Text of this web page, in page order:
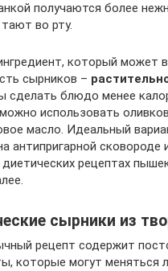
получаются более
во рту.
который может
сырников –
сделать блюдо менее
использовать
масло. Идеальный
антипригарной сковороде
рецептах
сырники из
рецепт содержит
которые могут меняться